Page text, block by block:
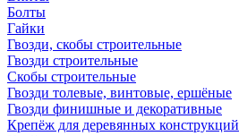
Болты
Гайки
Гвозди, скобы строительные
Гвозди строительные
Скобы строительные
Гвозди толевые, винтовые, ершёные
Гвозди финишные и декоративные
Крепёж для деревянных конструкций